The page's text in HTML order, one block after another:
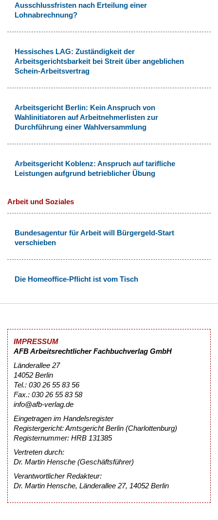
Ausschlussfristen nach Erteilung einer
Lohnabrechnung?
Hessisches LAG: Zuständigkeit der
Arbeitsgerichtsbarkeit bei Streit über angeblichen
Schein-Arbeitsvertrag
Arbeitsgericht Berlin: Kein Anspruch von
Wahlinitiatoren auf Arbeitnehmerlisten zur
Durchführung einer Wahlversammlung
Arbeitsgericht Koblenz: Anspruch auf tarifliche
Leistungen aufgrund betrieblicher Übung
Arbeit und Soziales
Bundesagentur für Arbeit will Bürgergeld-Start
verschieben
Die Homeoffice-Pflicht ist vom Tisch
IMPRESSUM
AFB Arbeitsrechtlicher Fachbuchverlag GmbH
Länderallee 27
14052 Berlin
Tel.: 030 26 55 83 56
Fax.: 030 26 55 83 58
info@afb-verlag.de
Eingetragen im Handelsregister
Registergericht: Amtsgericht Berlin (Charlottenburg)
Registernummer: HRB 131385
Vertreten durch:
Dr. Martin Hensche (Geschäftsführer)
Verantwortlicher Redakteur:
Dr. Martin Hensche, Länderallee 27, 14052 Berlin